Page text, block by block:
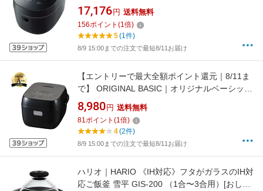
ック系 KS-HF10B-B [5.5合 /IH]
【rb_cooking_cpn】
17,176 円 送料無料
156ポイント (1倍)
5(1件)
8/9 15:00までの注文で最短8/11お届け
【エントリーで最大全額ポイント還元｜8/11ま
で】 ORIGINAL BASIC｜オリジナルベーシック
炊飯器 URBAN CAFE SERIES（アーバンカフ
ェシリーズ） ステンレスブラック JJ-
XP2M32A(XK) [3合 /マイコン]
8,980 円 送料無料
81ポイント (1倍)
4(2件)
8/9 15:00までの注文で最短8/11お届け
ハリオ｜HARIO 《IH対応》フタがガラスのIH対
応ご飯釜 雪平 GIS-200 （1合〜3合用）[おしゃ